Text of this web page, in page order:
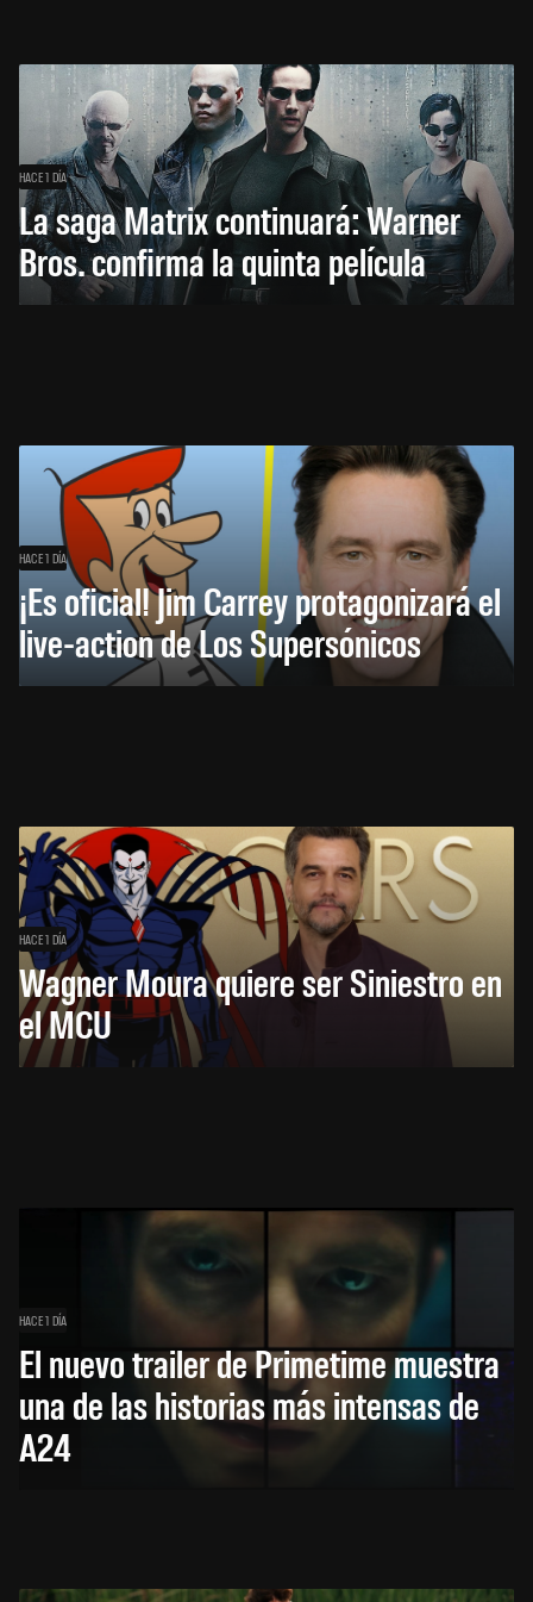
HACE 1 DÍA
La saga Matrix continuará: Warner
Bros. confirma la quinta película
HACE 1 DÍA
¡Es oficial! Jim Carrey protagonizará el
live-action de Los Supersónicos
HACE 1 DÍA
Wagner Moura quiere ser Siniestro en
el MCU
HACE 1 DÍA
El nuevo trailer de Primetime muestra
una de las historias más intensas de
A24